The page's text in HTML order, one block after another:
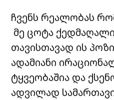
ჩვენს რეალობას
მე ცოტა
თავისთავად ის
ადამიანი
ტყვეობაშია და
ადვილად